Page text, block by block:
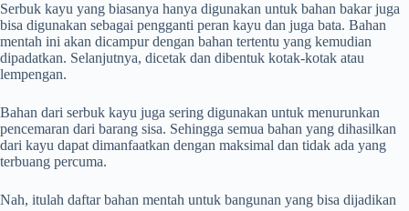
Serbuk kayu yang biasanya hanya digunakan untuk bahan bakar juga
bisa digunakan sebagai pengganti peran kayu dan juga bata. Bahan
mentah ini akan dicampur dengan bahan tertentu yang kemudian
dipadatkan. Selanjutnya, dicetak dan dibentuk kotak-kotak atau
lempengan.
Bahan dari serbuk kayu juga sering digunakan untuk menurunkan
pencemaran dari barang sisa. Sehingga semua bahan yang dihasilkan
dari kayu dapat dimanfaatkan dengan maksimal dan tidak ada yang
terbuang percuma.
Nah, itulah daftar bahan mentah untuk bangunan yang bisa dijadikan